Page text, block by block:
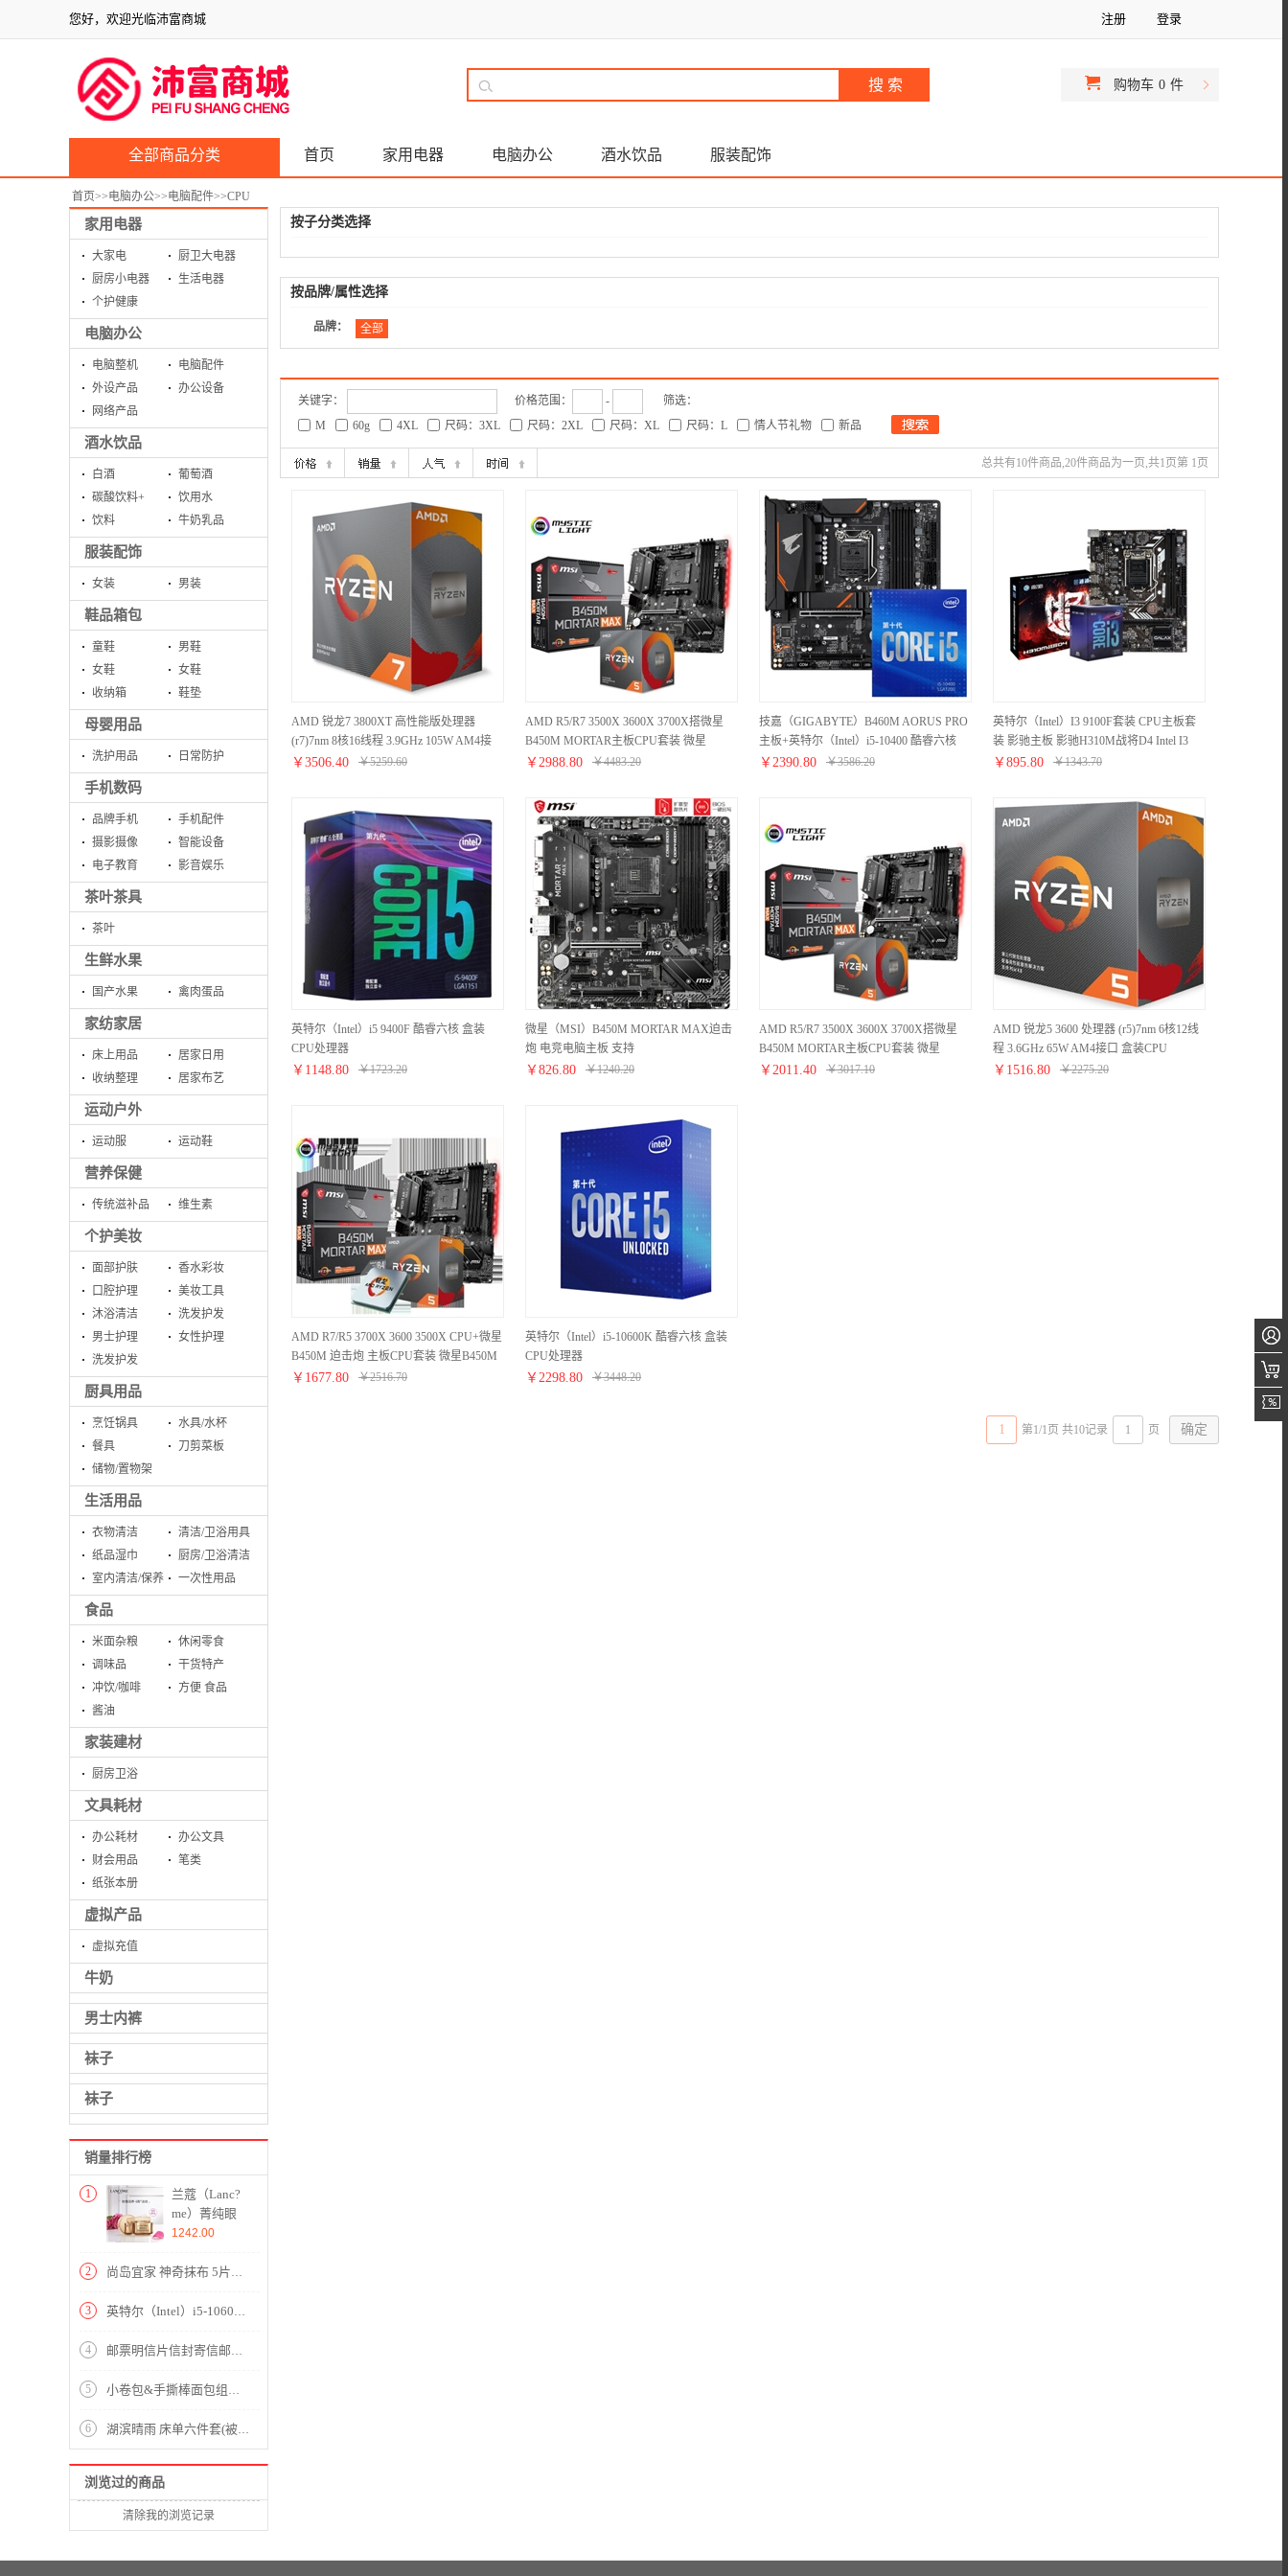
您好，欢迎光临沛富商城 注册 登录
购物车 0 件
全部商品分类 首页 家用电器 电脑办公 酒水饮品 服装配饰
首页>>电脑办公>>电脑配件>>CPU
家用电器
大家电
厨卫大电器
厨房小电器
生活电器
个护健康
电脑办公
电脑整机
电脑配件
外设产品
办公设备
网络产品
酒水饮品
白酒
葡萄酒
碳酸饮料+
饮用水
饮料
牛奶乳品
服装配饰
女装 男装
鞋品箱包
童鞋
男鞋
女鞋
女鞋
收纳箱
鞋垫
母婴用品
洗护用品 日常防护
手机数码
品牌手机
手机配件
摄影摄像
智能设备
电子教育
影音娱乐
茶叶茶具
茶叶
生鲜水果
国产水果 禽肉蛋品
家纺家居
床上用品
居家日用
收纳整理
居家布艺
运动户外
运动服 运动鞋
营养保健
传统滋补品 维生素
个护美妆
面部护肤
香水彩妆
口腔护理
美妆工具
沐浴清洁
洗发护发
男士护理
女性护理
洗发护发
厨具用品
烹饪锅具
水具/水杯
餐具
刀剪菜板
储物/置物架
生活用品
衣物清洁
清洁/卫浴用具
纸品湿巾
厨房/卫浴清洁
室内清洁/保养
一次性用品
食品
米面杂粮
休闲零食
调味品
干货特产
冲饮/咖啡
方便 食品
酱油
家装建材
厨房卫浴
文具耗材
办公耗材
办公文具
财会用品
笔类
纸张本册
虚拟产品
虚拟充值
牛奶
男士内裤
袜子
袜子
销量排行榜
1
兰蔻（Lanc?
me）菁纯眼
霜 臻颜焕亮
妆品套装护肤
化纹路 礼盒
1242.00
2 尚岛宜家 神奇抹布 5片装 30*30cm 特惠装 超强去油污 双层百洁布 洗洁巾 洗碗布
3 英特尔（Intel）i5-10600K 酷睿六核 盒装CPU处理器
4 邮票明信片信封寄信邮票 大陆专用可邮寄邮票小型礼品 保真 120分10张
5 小卷包&手撕棒面包组合装
6 湖滨晴雨 床单六件套(被套1件床单1件枕套4件)(适合1.8米床)【纯棉缎纹/蓝】
浏览过的商品
清除我的浏览记录
按子分类选择
按品牌/属性选择
品牌： 全部
关键字： 价格范围： -
筛选：
M
60g 4XL 尺码：3XL 尺码：2XL 尺码：XL 尺码：L 情人节礼物 新品
总共有10件商品,20件商品为一页,共1页第 1页
AMD 锐龙7 3800XT 高性能版处理器
(r7)7nm 8核16线程 3.9GHz 105W AM4接
口 盒装CPU
￥ 3506.40 ￥5259.60
AMD R5/R7 3500X 3600X 3700X搭微星
B450M MORTAR主板CPU套装 微星
B450M MORTAR MAX R7 3700X套装
￥ 2988.80 ￥4483.20
技嘉（GIGABYTE）B460M AORUS PRO
主板+英特尔（Intel）i5-10400 酷睿六核
主板套装/CPU主板套装
￥ 2390.80 ￥3586.20
英特尔（Intel）I3 9100F套装 CPU主板套
装 影驰主板 影驰H310M战将D4 Intel I3
9100F套装
￥ 895.80 ￥1343.70
英特尔（Intel）i5 9400F 酷睿六核 盒装
CPU处理器
￥ 1148.80 ￥1723.20
微星（MSI）B450M MORTAR MAX迫击
炮 电竞电脑主板 支持
3700X/3600X/3600/2600 CPU（AMD
￥ 826.80 ￥1240.20
AMD R5/R7 3500X 3600X 3700X搭微星
B450M MORTAR主板CPU套装 微星
B450M MORTAR MAX R5 3600套装
￥ 2011.40 ￥3017.10
AMD 锐龙5 3600 处理器 (r5)7nm 6核12线
程 3.6GHz 65W AM4接口 盒装CPU
￥ 1516.80 ￥2275.20
AMD R7/R5 3700X 3600 3500X CPU+微星
B450M 迫击炮 主板CPU套装 微星B450M
迫击炮 MAX 加强版 R5 3500X 主板套装
￥ 1677.80 ￥2516.70
英特尔（Intel）i5-10600K 酷睿六核 盒装
CPU处理器
￥ 2298.80 ￥3448.20
1 第1/1页 共10记录 页